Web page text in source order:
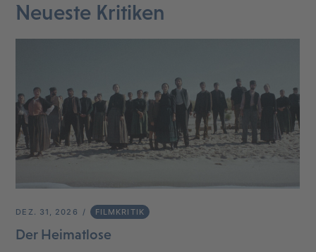
Neueste Kritiken
DEZ. 31, 2026 FILMKRITIK
Der Heimatlose